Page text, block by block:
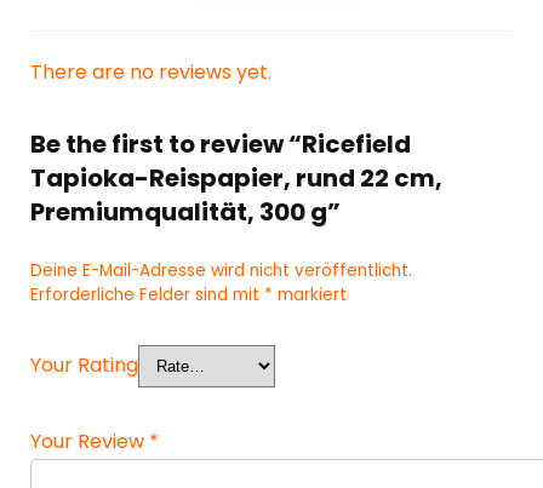
There are no reviews yet.
Be the first to review “Ricefield
Tapioka-Reispapier, rund 22 cm,
Premiumqualität, 300 g”
Deine E-Mail-Adresse wird nicht veröffentlicht.
Erforderliche Felder sind mit * markiert
Your Rating
Your Review *